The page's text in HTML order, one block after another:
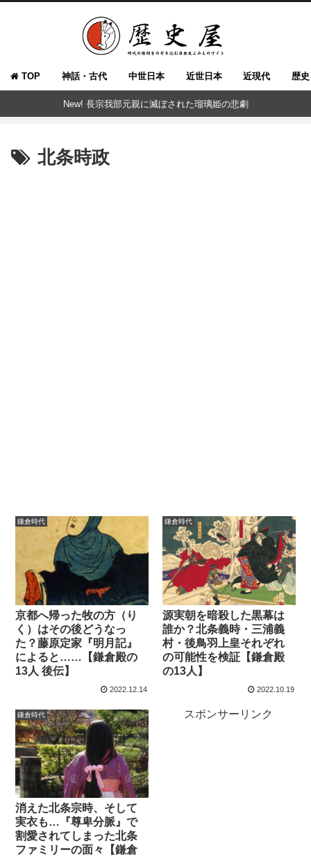
TOP 神話・古代 中世日本 近世日本 近現代 歴
New! 長宗我部元親に滅ぼされた瑠璃姫の悲劇
北条時政
鎌倉時代
京都へ帰った牧の方（り
く）はその後どうなっ
た？藤原定家『明月記』
によると……【鎌倉殿の
13人 後伝】
2022.12.14
鎌倉時代
源実朝を暗殺した黒幕は
誰か？北条義時・三浦義
村・後鳥羽上皇それぞれ
の可能性を検証【鎌倉殿
の13人】
2022.10.19
鎌倉時代
消えた北条宗時、そして
実衣も…『尊卑分脈』で
割愛されてしまった北条
ファミリーの面々【鎌倉
スポンサーリンク